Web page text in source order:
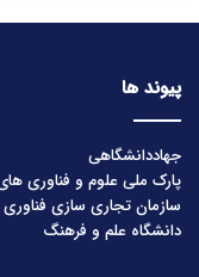
پیوند ها
جهاددانشگاهی
پارک ملی علوم و فناوری
سازمان تجاری سازی
دانشگاه علم و فرهنگ